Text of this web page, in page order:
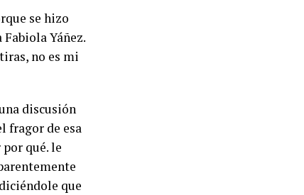
se hizo
Yáñez.
no es mi
discusión
fragor de esa
qué. le
que